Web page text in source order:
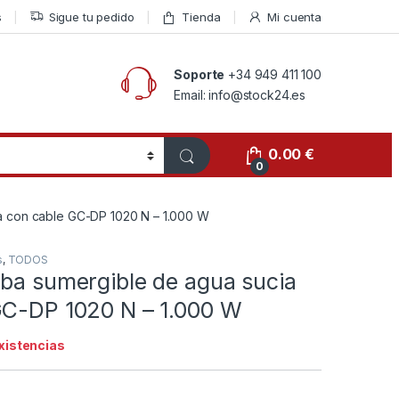
Sigue tu pedido Tienda Mi cuenta
Soporte +34 949 411 100
Email: info@stock24.es
0
0.00€
cable GC-DP 1020 N – 1.000 W
, TODOS
sumergible de agua sucia
DP 1020 N – 1.000 W